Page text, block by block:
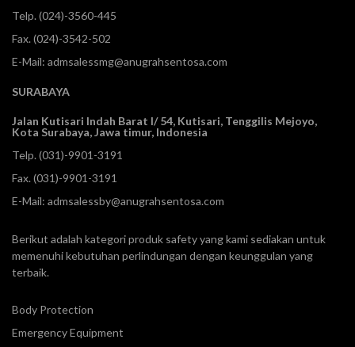
Telp. (024)-3560-445
Fax. (024)-3542-502
E-Mail: admsalessmg@anugrahsentosa.com
SURABAYA
Jalan Kutisari Indah Barat I/ 54, Kutisari, Tenggilis Mejoyo,
Kota Surabaya, Jawa timur, Indonesia
Telp. (031)-9901-3191
Fax. (031)-9901-3191
E-Mail: admsalessby@anugrahsentosa.com
Berikut adalah kategori produk safety yang kami sediakan untuk
memenuhi kebutuhan perlindungan dengan keunggulan yang
terbaik.
Body Protection
Emergency Equipment